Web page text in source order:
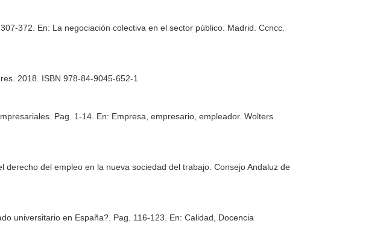
372. En: La negociación colectiva en el sector público . Madrid. Ccncc.
2018. ISBN 978-84-9045-652-1
Pag. 1-14. En: Empresa, empresario, empleador. Wolters
derecho del empleo en la nueva sociedad del trabajo . Consejo Andaluz de
universitario en España?. Pag. 116-123. En: Calidad, Docencia